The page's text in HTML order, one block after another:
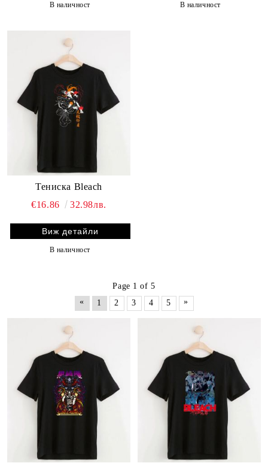
В наличност В наличност
Тениска Bleach
€16.86
32.98лв.
Виж детайли
В наличност
Page 1 of 5
«
1 2 3 4 5 »